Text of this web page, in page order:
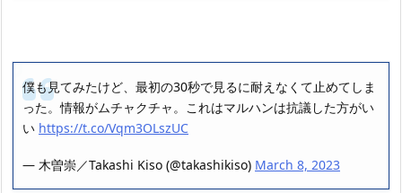
僕も見てみたけど、最初の30秒で見るに耐えなくて止めてしま
った。情報がムチャクチャ。これはマルハンは抗議した方がい
い https://t.co/Vqm3OLszUC
— 木曽崇／Takashi Kiso (@takashikiso) March 8, 2023